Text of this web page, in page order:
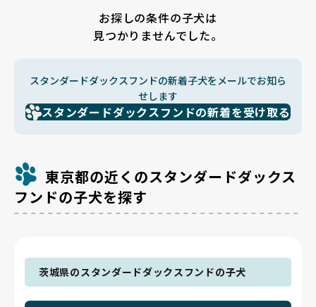
お探しの条件の子犬は
見つかりませんでした。
スタンダードダックスフンドの新着子犬をメールでお知ら
せします
スタンダードダックスフンドの新着を受け取る
東京都の近くのスタンダードダックス
フンドの子犬を探す
茨城県のスタンダードダックスフンドの子犬